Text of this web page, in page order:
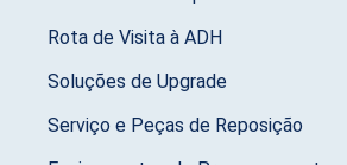
Rota de Visita à ADH
Soluções de Upgrade
Serviço e Peças de Reposição